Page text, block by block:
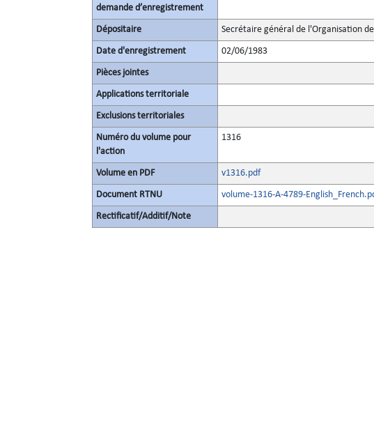
demande d’enregistrement
Dépositaire Secrétaire général de l'Organisation
Date d'enregistrement 02/06/1983
Pièces jointes
Applications territoriale
Exclusions territoriales
Numéro du volume pour
l'action
1316
Volume en PDF v1316.pdf
Document RTNU volume-1316-A-4789-
Rectificatif/Additif/Note